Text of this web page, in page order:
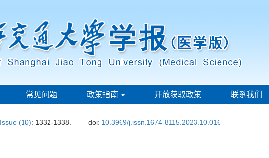
常见问题 政策指南 开放获取政策 联系我们
Issue (10): 1332-1338. doi: 10.3969/j.issn.1674-8115.2023.10.016